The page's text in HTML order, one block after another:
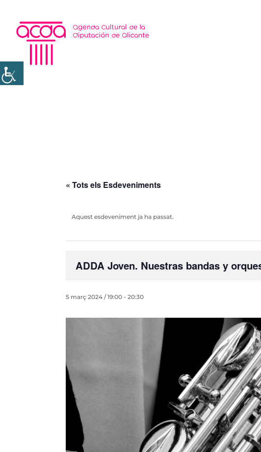
« Tots els Esdeveniments
Aquest esdeveniment ja ha passat.
ADDA Joven. Nuestras bandas y
5 març 2024 / 19:00 -20:30